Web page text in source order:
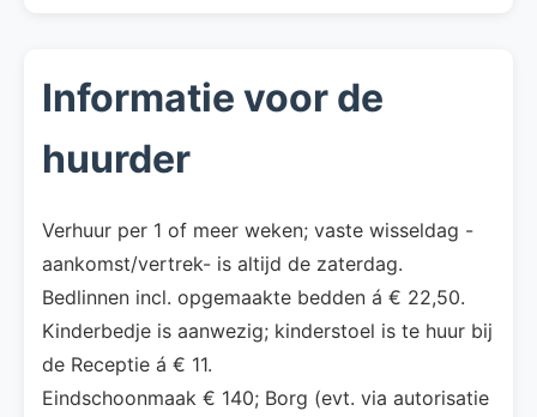
Informatie voor de
huurder
Verhuur per 1 of meer weken; vaste wisseldag -
aankomst/vertrek- is altijd de zaterdag.
Bedlinnen incl. opgemaakte bedden á € 22,50.
Kinderbedje is aanwezig; kinderstoel is te huur bij
de Receptie á € 11.
Eindschoonmaak € 140; Borg (evt. via autorisatie